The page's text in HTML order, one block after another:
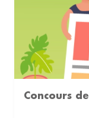
Concours